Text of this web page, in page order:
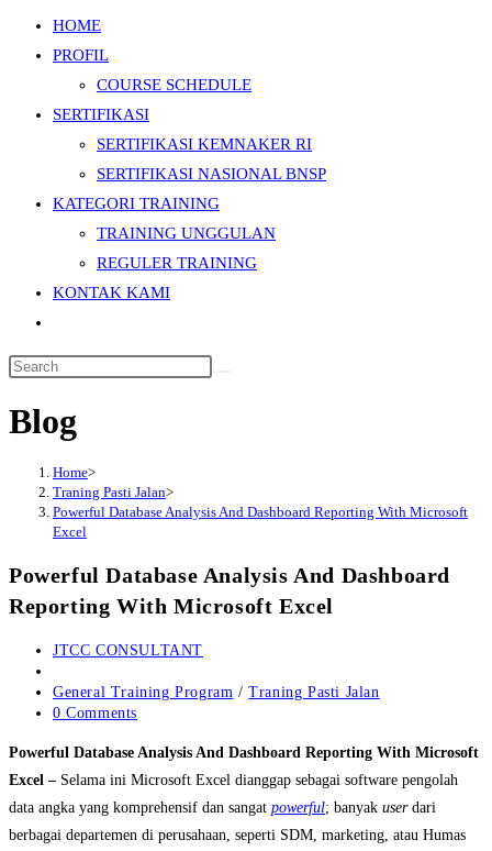
HOME
PROFIL
COURSE SCHEDULE
SERTIFIKASI
SERTIFIKASI KEMNAKER RI
SERTIFIKASI NASIONAL BNSP
KATEGORI TRAINING
TRAINING UNGGULAN
REGULER TRAINING
KONTAK KAMI
search
Search
website
Blog
Home>
Traning Pasti Jalan>
Powerful Database Analysis And Dashboard Reporting With Microsoft
Excel
Powerful Database Analysis And Dashboard
Reporting With Microsoft Excel
Post
JTCC CONSULTANT
published:
Post
category:
General Training Program / Traning Pasti Jalan
Post
0 Comments
Powerful Database Analysis And Dashboard Reporting With Microsoft
Excel – Selama ini Microsoft Excel dianggap sebagai software pengolah
data angka yang komprehensif dan sangat powerful; banyak userdari
berbagai departemen di perusahaan, seperti SDM, marketing, atau Humas